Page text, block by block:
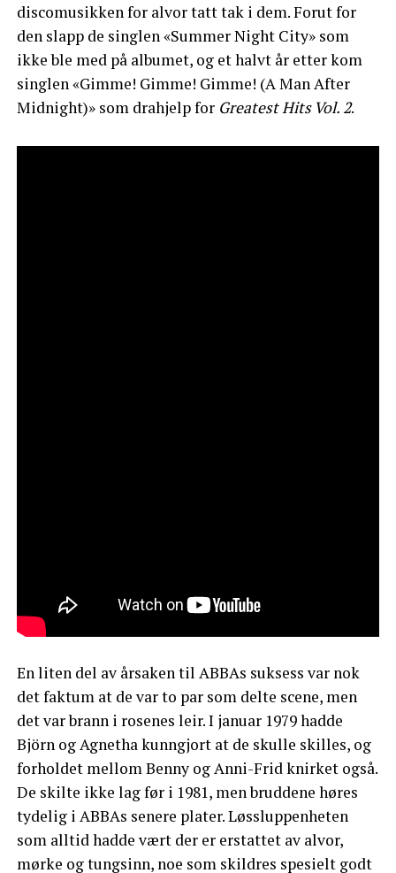
discomusikken for alvor tatt tak i dem. Forut for
den slapp de singlen «Summer Night City» som
ikke ble med på albumet, og et halvt år etter kom
singlen «Gimme! Gimme! Gimme! (A Man After
Midnight)» som drahjelp for Greatest Hits Vol. 2.
En liten del av årsaken til ABBAs suksess var nok
det faktum at de var to par som delte scene, men
det var brann i rosenes leir. I januar 1979 hadde
Björn og Agnetha kunngjort at de skulle skilles, og
forholdet mellom Benny og Anni-Frid knirket også.
De skilte ikke lag før i 1981, men bruddene høres
tydelig i ABBAs senere plater. Løssluppenheten
som alltid hadde vært der er erstattet av alvor,
mørke og tungsinn, noe som skildres spesielt godt